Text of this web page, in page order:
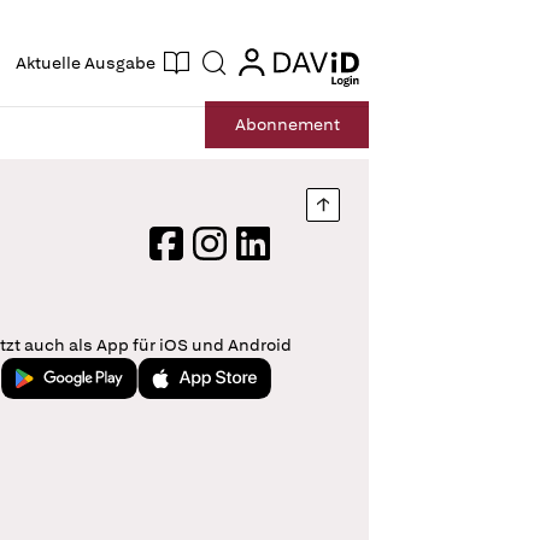
Aktuelle Ausgabe Suche login
login
Abonnement
Nach oben springen
FacebookInstagram
LinkedIn
auch als App für iOS und Android
Jetzt bei Google PlayLaden im App Store